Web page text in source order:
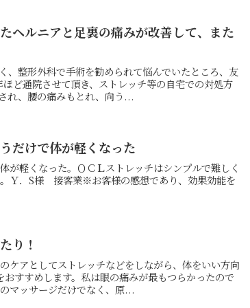
ヘルニアと足裏の痛みが改善して、また
、整形外科で手術を勧められて悩んでいたところ、友
ど通院させて頂き、ストレッチ等の自宅での対処方
れ、腰の痛みもとれ、向う...
だけで体が軽くなった
が軽くなった。ＯＣＬストレッチはシンプルで難しく
Ｙ．S様 接客業※お客様の感想であり、効果効能を
り！
ケアとしてストレッチなどをしながら、体をいい方向
すすめします。私は眼の痛みが最もつらかったので
マッサージだけでなく、原...